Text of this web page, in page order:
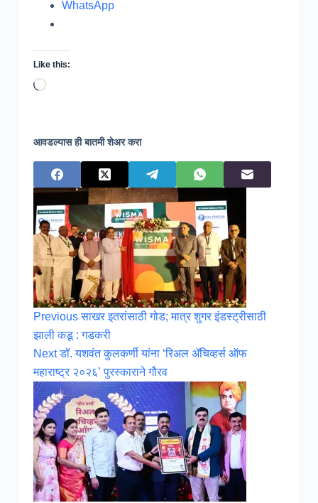
WhatsApp
Like this:
Loading…
आवडल्यास ही बातमी शेअर करा
Previousसाखर इतरांसाठी गोड; मात्र शुगर इंडस्ट्रीसाठी
झाली कडू : गडकरी
Nextडॉ. यशवंत कुलकर्णी यांना ‘रिअल ॲचिव्हर्स ऑफ
महाराष्ट्र २०२६’ पुरस्काराने गौरव